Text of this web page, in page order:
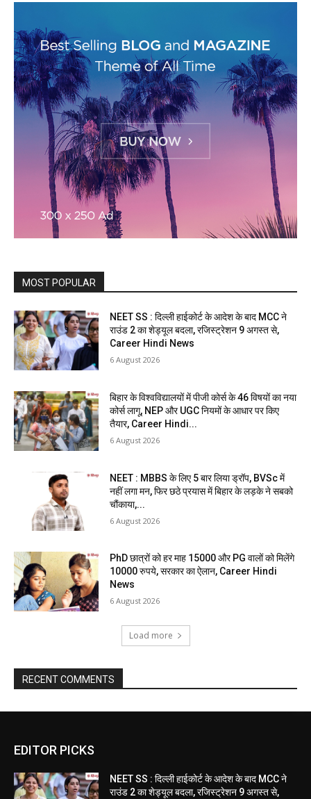
MOST POPULAR
NEET SS : दिल्ली हाईकोर्ट के आदेश के बाद MCC ने
राउंड 2 का शेड्यूल बदला, रजिस्ट्रेशन 9 अगस्त से,
Career Hindi News
6 August 2026
बिहार के विश्वविद्यालयों में पीजी कोर्स के 46 विषयों का नया
कोर्स लागू, NEP और UGC नियमों के आधार पर किए
तैयार, Career Hindi...
6 August 2026
NEET : MBBS के लिए 5 बार लिया ड्रॉप, BVSc में
नहीं लगा मन, फिर छठे प्रयास में बिहार के लड़के ने सबको
चौंकाया,...
6 August 2026
PhD छात्रों को हर माह 15000 और PG वालों को मिलेंगे
10000 रुपये, सरकार का ऐलान, Career Hindi
News
6 August 2026
Load more
RECENT COMMENTS
EDITOR PICKS
NEET SS : दिल्ली हाईकोर्ट के आदेश के बाद MCC ने
राउंड 2 का शेड्यूल बदला, रजिस्ट्रेशन 9 अगस्त से,